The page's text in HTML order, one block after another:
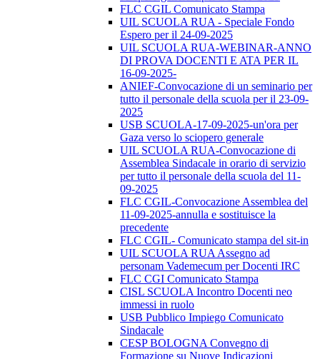
FLC CGIL Comunicato Stampa
UIL SCUOLA RUA - Speciale Fondo
Espero per il 24-09-2025
UIL SCUOLA RUA-WEBINAR-ANNO
DI PROVA DOCENTI E ATA PER IL
16-09-2025-
ANIEF-Convocazione di un seminario per
tutto il personale della scuola per il 23-09-
2025
USB SCUOLA-17-09-2025-un'ora per
Gaza verso lo sciopero generale
UIL SCUOLA RUA-Convocazione di
Assemblea Sindacale in orario di servizio
per tutto il personale della scuola del 11-
09-2025
FLC CGIL-Convocazione Assemblea del
11-09-2025-annulla e sostituisce la
precedente
FLC CGIL- Comunicato stampa del sit-in
UIL SCUOLA RUA Assegno ad
personam Vademecum per Docenti IRC
FLC CGI Comunicato Stampa
CISL SCUOLA Incontro Docenti neo
immessi in ruolo
USB Pubblico Impiego Comunicato
Sindacale
CESP BOLOGNA Convegno di
Formazione su Nuove Indicazioni